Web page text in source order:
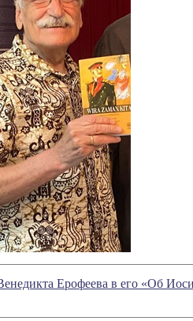
Ерофеева в его «Об